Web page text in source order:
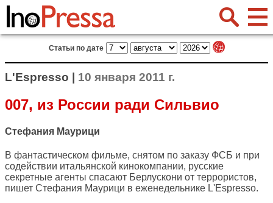
Статьи по дате
L'Espresso | 10 января 2011 г.
007, из России ради Сильвио
Стефания Маурици
В фантастическом фильме, снятом по заказу ФСБ и при
содействии итальянской кинокомпании, русские
секретные агенты спасают Берлускони от террористов,
пишет Стефания Маурици в еженедельнике L'Espresso.